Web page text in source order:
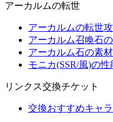
アーカルムの転世
アーカルムの転世
アーカルム召喚石
アーカルム石の素
モニカ(SSR/風)の性
リンクス交換チケット
交換おすすめキャ